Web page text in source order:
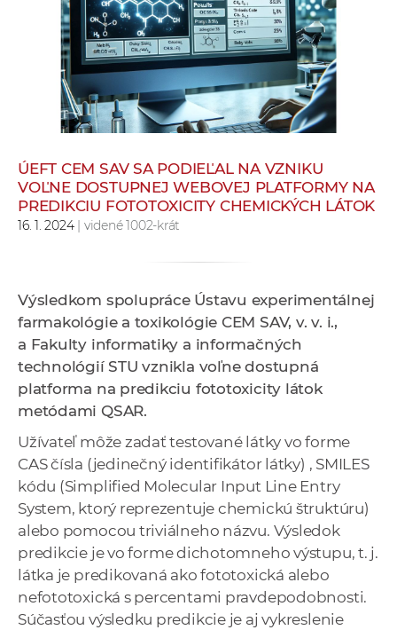
e
v
p
r
n
í
c
h
n
o
ÚEFT CEM SAV SA PODIEĽAL NA VZNIKU
VOĽNE DOSTUPNEJ WEBOVEJ PLATFORMY NA
PREDIKCIU FOTOTOXICITY CHEMICKÝCH LÁTOK
16. 1. 2024| videné 1002-krát
Výsledkom spolupráce Ústavu experimentálnej
farmakológie a toxikológie CEM SAV, v. v. i.,
a Fakulty informatiky a informačných
technológií STU vznikla voľne dostupná
platforma na predikciu fototoxicity látok
metódami QSAR.
Užívateľ môže zadať testované látky vo forme
CAS čísla (jedinečný identifikátor látky) , SMILES
kódu (Simplified Molecular Input Line Entry
System, ktorý reprezentuje chemickú štruktúru)
alebo pomocou triviálneho názvu. Výsledok
predikcie je vo forme dichotomneho výstupu, t. j.
látka je predikovaná ako fototoxická alebo
nefototoxická s percentami pravdepodobnosti.
Súčasťou výsledku predikcie je aj vykreslenie